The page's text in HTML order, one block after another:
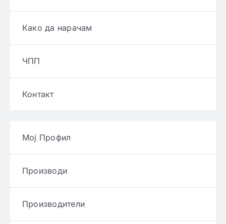
Како да нарачам
ЧПП
Контакт
Мој Профил
Производи
Производители